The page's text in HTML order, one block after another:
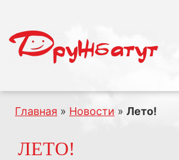
Главная » Новости » Лето!
ЛЕТО!